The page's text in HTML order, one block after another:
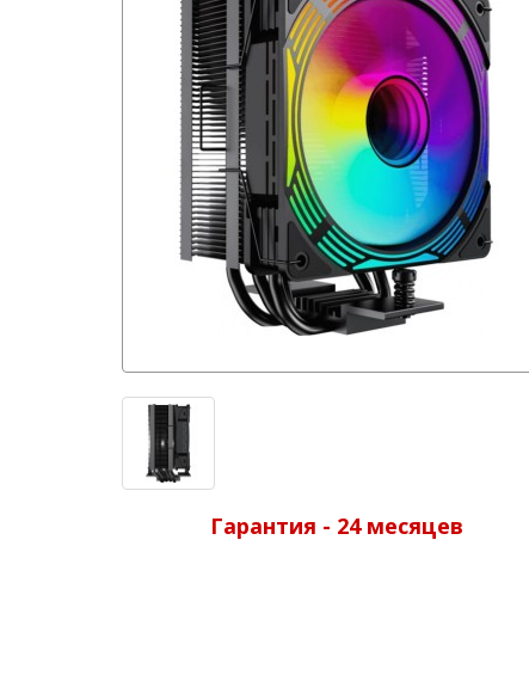
Гарантия - 24 месяцев